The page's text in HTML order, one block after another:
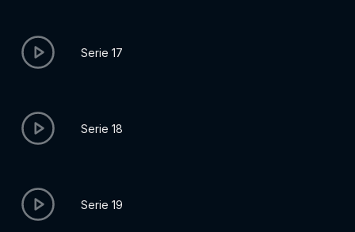
Serie 17
Serie 18
Serie 19